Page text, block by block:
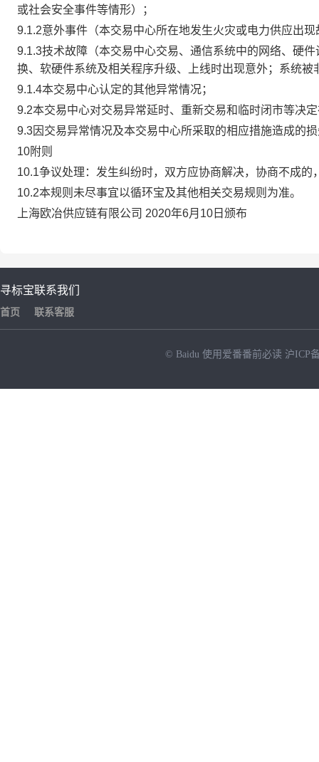
或社会安全事件等情形）；
9.1.2意外事件（本交易中心所在地发生火灾或电力供应出
9.1.3技术故障（本交易中心交易、通信系统中的网络、硬
换、软硬件系统及相关程序升级、上线时出现意外；系统
9.1.4本交易中心认定的其他异常情况；
9.2本交易中心对交易异常延时、重新交易和临时闭市等决
9.3因交易异常情况及本交易中心所采取的相应措施造成的
10附则
10.1争议处理：发生纠纷时，双方应协商解决，协商不成
10.2本规则未尽事宜以循环宝及其他相关交易规则为准。
上海欧冶供应链有限公司 2020年6月10日颁布
寻标宝
首页
联系我们
联系客服
© Baidu 使用爱番番前必读 沪ICP